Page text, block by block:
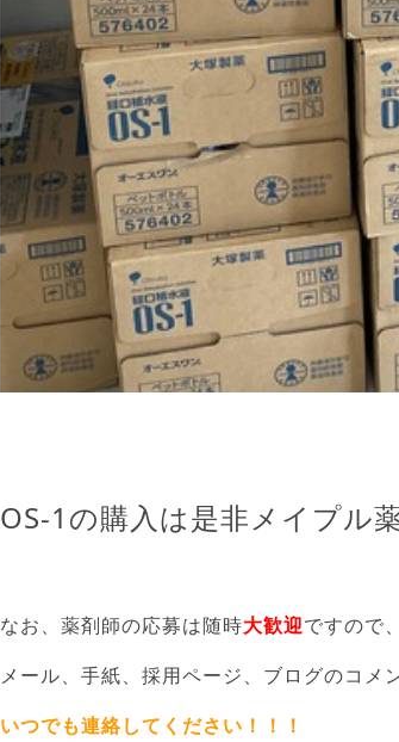
OS-1の購入は是非メイプル
なお、薬剤師の応募は随時大歓迎ですので、
メール、手紙、採用ページ、ブログのコメ
いつでも連絡してください！！！